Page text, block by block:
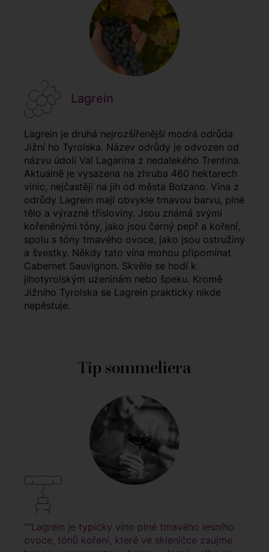
Lagrein
Lagrein je druhá nejrozšířenější modrá odrůda
Jižní ho Tyrolska. Název odrůdy je odvozen od
názvu údolí Val Lagarina z nedalekého Trentina.
Aktuálně je vysazena na zhruba 460 hektarech
vinic, nejčastěji na jih od města Bolzano. Vína z
odrůdy Lagrein mají obvykle tmavou barvu, plné
tělo a výrazné třísloviny. Jsou známá svými
kořeněnými tóny, jako jsou černý pepř a koření,
spolu s tóny tmavého ovoce, jako jsou ostružiny
a švestky. Někdy tato vína mohou připomínat
Cabernet Sauvignon. Skvěle se hodí k
jihotyrolským uzeninám nebo špeku. Kromě
Jižního Tyrolska se Lagrein prakticky nikde
nepěstuje.
Tip sommeliera
""Lagrein je typicky víno plné tmavého lesního
ovoce, tónů koření, které ve skleničce zaujme